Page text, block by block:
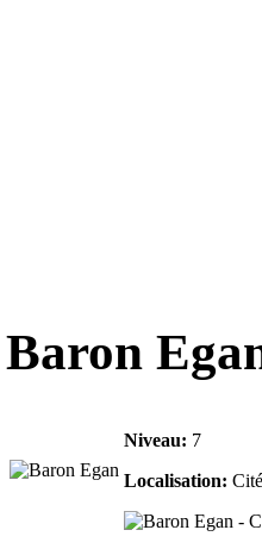
Baron
Niveau: 7
Localisation: